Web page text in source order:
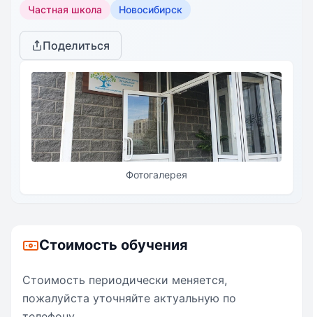
Частная школа
Новосибирск
Поделиться
Фотогалерея
Стоимость обучения
Стоимость периодически меняется,
пожалуйста уточняйте актуальную по